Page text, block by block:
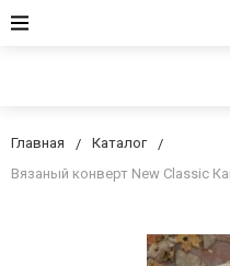
Главная
Каталог
Вязаный конверт New Classic